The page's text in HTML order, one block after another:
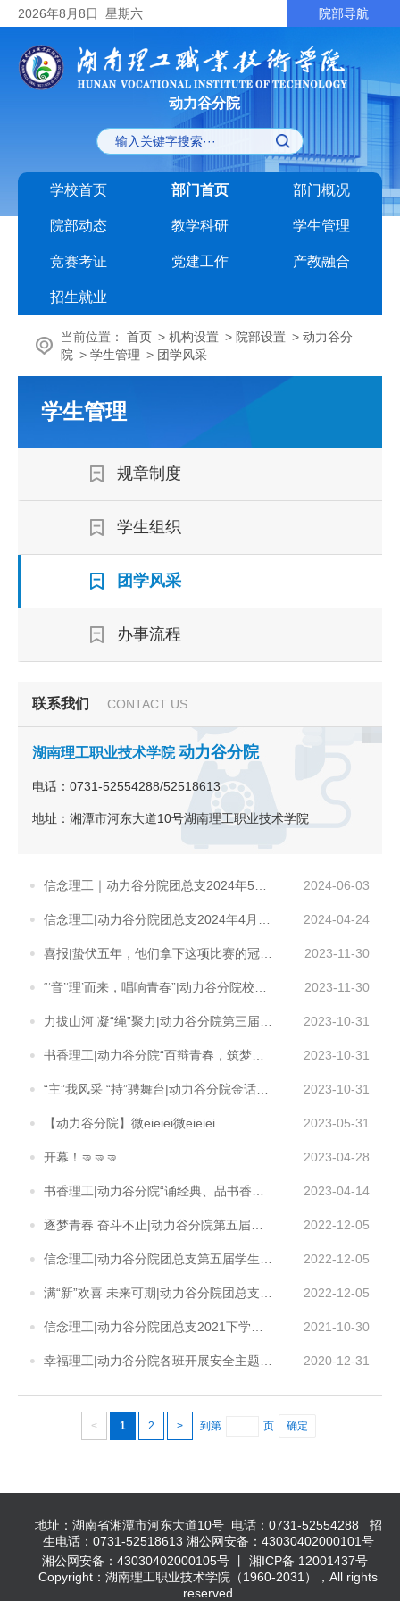
2026年8月8日 星期六 院部导航
动力谷分院
学校首页 部门首页 部门概况
院部动态 教学科研 学生管理
竞赛考证 党建工作 产教融合
招生就业
当前位置： 首页 > 机构设置 > 院部设置 > 动力谷分
院 > 学生管理 > 团学风采
学生管理
规章制度
学生组织
团学风采
办事流程
联系我们 CONTACT US
湖南理工职业技术学院动力谷分院
电话：0731-52554288/52518613
地址：湘潭市河东大道10号湖南理工职业技术学院
信念理工｜动力谷分院团总支2024年5月团学干部例会 2024-06-03
信念理工|动力谷分院团总支2024年4月团学干部例会 2024-04-24
喜报|蛰伏五年，他们拿下这项比赛的冠军！ 2023-11-30
“‘音’‘理’而来，唱响青春”|动力谷分院校园好声音比赛 2023-11-30
力拔山河 凝“绳”聚力|动力谷分院第三届“大力神奇迹杯”拔河比赛顺利落幕 2023-10-31
书香理工|动力谷分院“百辩青春，筑梦同行”辩论赛 2023-10-31
“主”我风采 “持”骋舞台|动力谷分院金话筒主持人大赛 2023-10-31
【动力谷分院】微eieiei微eieiei 2023-05-31
开幕！🤜🤜🤜 2023-04-28
书香理工|动力谷分院“诵经典、品书香、悟成长”经典诵读比赛 2023-04-14
逐梦青春 奋斗不止|动力谷分院第五届团总支学生会换届仪式 2022-12-05
信念理工|动力谷分院团总支第五届学生会换届竞选 2022-12-05
满“新”欢喜 未来可期|动力谷分院团总支学生会纳新面试 2022-12-05
信念理工|动力谷分院团总支2021下学期基层组织建设会议暨团课培训顺利召开 2021-10-30
幸福理工|动力谷分院各班开展安全主题班会 2020-12-31
< 1 2 > 到第 页 确定
地址：湖南省湘潭市河东大道10号 电话：0731-52554288 招
生电话：0731-52518613 湘公网安备：43030402000101号
湘公网安备：43030402000105号 丨 湘ICP备 12001437号
Copyright：湖南理工职业技术学院（1960-2031），All rights
reserved